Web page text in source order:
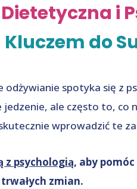
i
Kluczem do
odżywianie spotyka się z
ale często to, co
wprowadzić te
z psychologią, aby
zmian.